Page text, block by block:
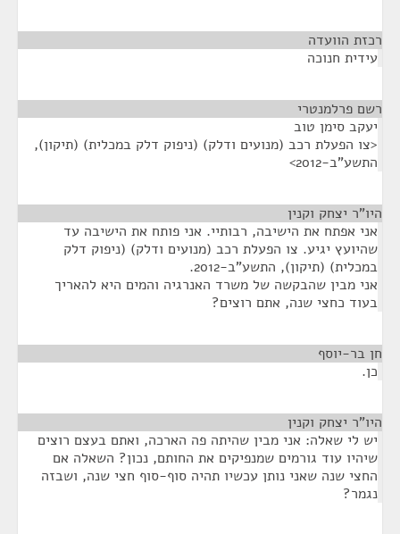
רכזת הוועדה
עידית חנוכה
רשם פרלמנטרי
יעקב סימן טוב
<צו הפעלת רכב (מנועים ודלק) (ניפוק דלק במכלית) (תיקון),
התשע"ב-2012>
היו"ר יצחק וקנין
אני אפתח את הישיבה, רבותיי. אני פותח את הישיבה עד
שהיועץ יגיע. צו הפעלת רכב (מנועים ודלק) (ניפוק דלק
במכלית) (תיקון), התשע"ב-2012.
אני מבין שהבקשה של משרד האנרגיה והמים היא להאריך
בעוד כחצי שנה, אתם רוצים?
חן בר-יוסף
כן.
היו"ר יצחק וקנין
יש לי שאלה: אני מבין שהיתה פה הארכה, ואתם בעצם רוצים
שיהיו עוד גורמים שמנפיקים את החותם, נכון? השאלה אם
החצי שנה שאני נותן עכשיו תהיה סוף-סוף חצי שנה, ושבזה
נגמר?